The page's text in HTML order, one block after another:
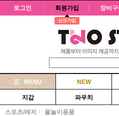
로그인 회원가입
신규가입
장바구
MENU NEW
지갑 파우치
스포츠/레저 물놀이용품